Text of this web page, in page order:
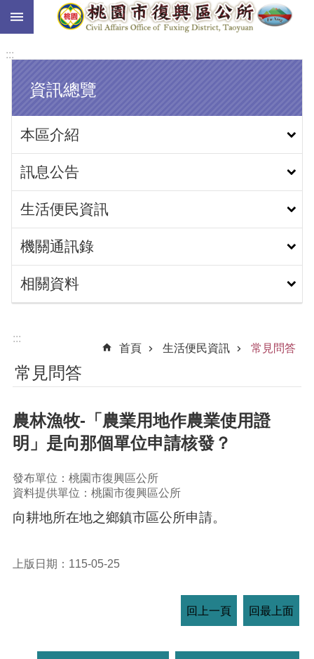
跳到主要內容區塊
:::
資訊總覽
本區介紹
訊息公告
生活便民資訊
機關通訊錄
相關資料
:::
首頁
生活便民資訊 常見問答
常見問答
農林漁牧-「農業用地作農業使用證
明」是向那個單位申請核發？
發布單位：桃園市復興區公所
資料提供單位：桃園市復興區公所
向耕地所在地之鄉鎮市區公所申請。
上版日期：115-05-25
回上一頁 回最上面